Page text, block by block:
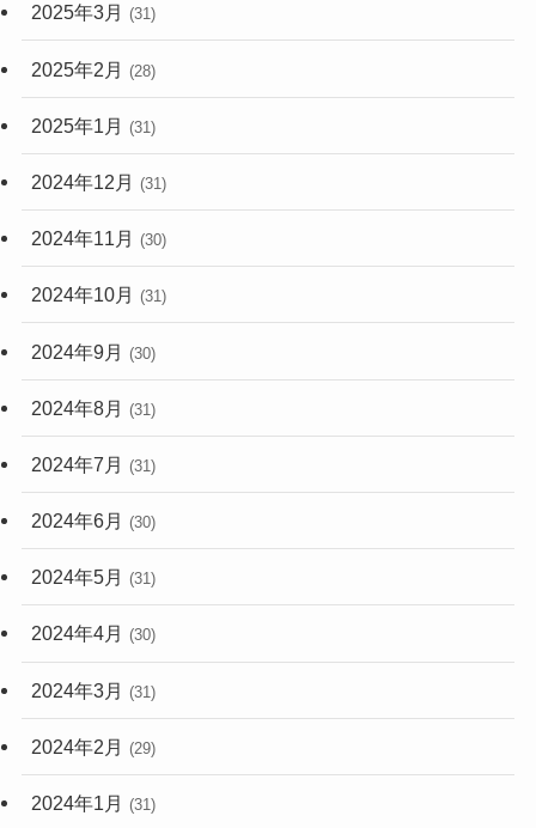
2025年3月 (31)
2025年2月 (28)
2025年1月 (31)
2024年12月 (31)
2024年11月 (30)
2024年10月 (31)
2024年9月 (30)
2024年8月 (31)
2024年7月 (31)
2024年6月 (30)
2024年5月 (31)
2024年4月 (30)
2024年3月 (31)
2024年2月 (29)
2024年1月 (31)